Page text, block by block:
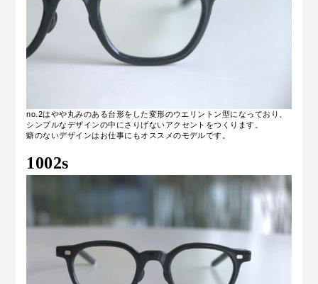
no.2はやや丸みのある台形をした変形のウエリントン型になっており、
シンプルなデザインの中にさりげないアクセントをつくります。
癖のないデザインはお仕事にもオススメのモデルです。
1002s